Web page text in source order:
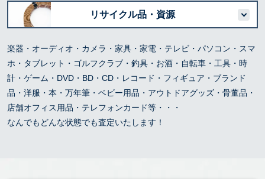
リサイクル品・資源
楽器・オーディオ・カメラ・家具・家電・テレビ・パソコン・スマ
ホ・タブレット・ゴルフクラブ・釣具・お酒・自転車・工具・時
計・ゲーム・DVD・BD・CD・レコード・フィギュア・ブランド
品・洋服・本・万年筆・ベビー用品・アウトドアグッズ・骨董品・
店舗オフィス用品・テレフォンカード等・・・
なんでもどんな状態でも査定いたします！